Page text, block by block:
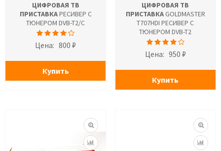
ЦИФРОВАЯ ТВ
ПРИСТАВКАРЕСИВЕР С
ТЮНЕРОМ DVB-T2/С
Цена: 800 ₽
Купить
ЦИФРОВАЯ ТВ
ПРИСТАВКАGOLDMASTER
T707HDI РЕСИВЕР С
ТЮНЕРОМ DVB-T2
Цена: 950 ₽
Купить